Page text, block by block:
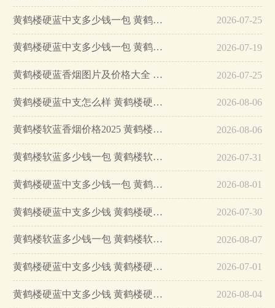
黄鹤楼硬蓝中支多少钱一包 黄鹤楼硬蓝香烟图片及价格… 2026-07-25
黄鹤楼硬蓝中支多少钱一包 黄鹤楼硬蓝中支怎么样… 2026-07-19
黄鹤楼硬蓝香烟图片及价格大全 黄鹤楼硬蓝价格2025… 2026-07-25
黄鹤楼硬蓝中支怎么样 黄鹤楼硬蓝中支香烟价格表大全… 2026-08-06
黄鹤楼软蓝香烟价格2025 黄鹤楼软蓝香烟怎么样… 2026-08-06
黄鹤楼软蓝多少钱一包 黄鹤楼软蓝好抽吗… 2026-07-31
黄鹤楼硬蓝中支多少钱一包 黄鹤楼硬蓝中支… 2026-08-01
黄鹤楼硬蓝中支多少钱 黄鹤楼硬蓝中支目前售价… 2026-07-30
黄鹤楼软蓝多少钱一包 黄鹤楼软蓝价格和图表2025… 2026-08-07
黄鹤楼硬蓝中支多少钱 黄鹤楼硬蓝中支价格表及图片… 2026-07-01
黄鹤楼硬蓝中支多少钱 黄鹤楼硬蓝中支价格表和图片… 2026-08-04